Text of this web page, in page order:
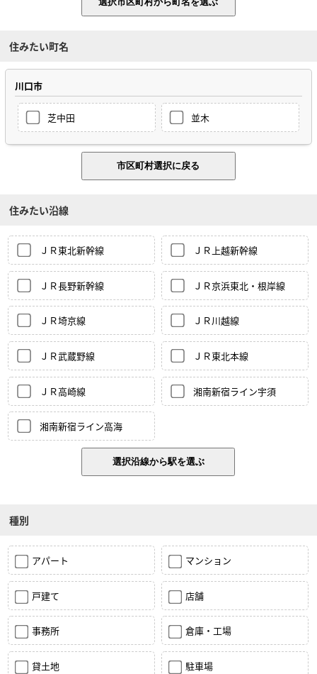
住みたい町名
川口市
芝中田 並木
住みたい沿線
ＪＲ東北新幹線 ＪＲ上越新幹線
ＪＲ長野新幹線 ＪＲ京浜東北・根岸線
ＪＲ埼京線 ＪＲ川越線
ＪＲ武蔵野線 ＪＲ東北本線
ＪＲ高崎線 湘南新宿ライン宇須
湘南新宿ライン高海
種別
アパート マンション
戸建て 店舗
事務所 倉庫・工場
貸土地 駐車場